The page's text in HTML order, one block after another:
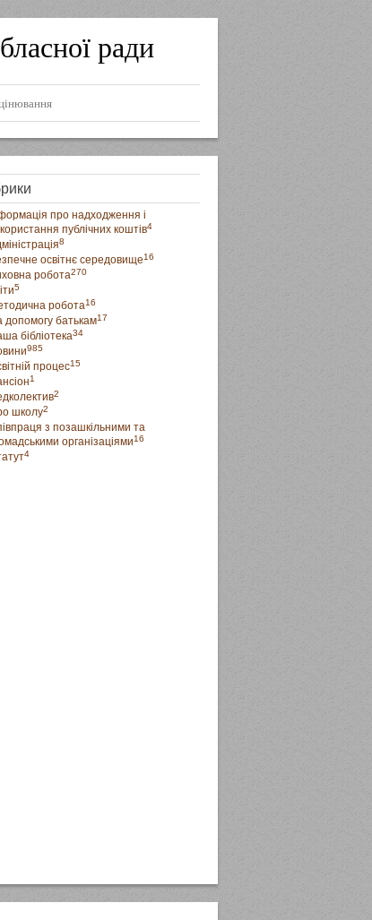
ради
про надходження і
публічних коштів4
8
освітнє середовище16
робота270
5
робота16
допомогу батькам17
бібліотека34
985
процес15
1
2
школу2
з позашкільними та
організаціями16
4